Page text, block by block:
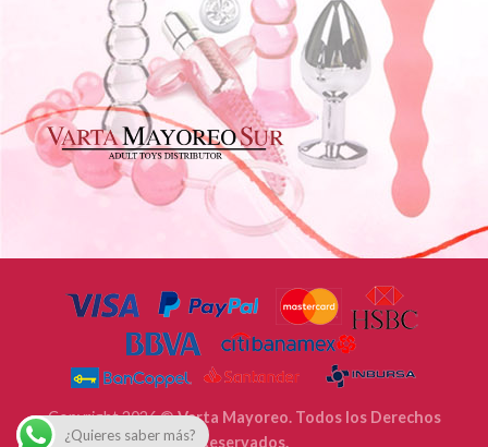
Copyright 2026 ©Varta Mayoreo. Todos los Derechos
Reservados.
¿Quieres saber más?